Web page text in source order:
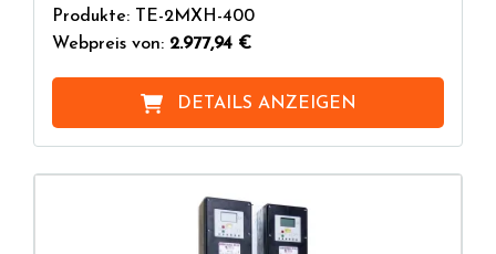
Produkte: TE-2MXH-400
Webpreis von: 2.977,94 €
DETAILS ANZEIGEN